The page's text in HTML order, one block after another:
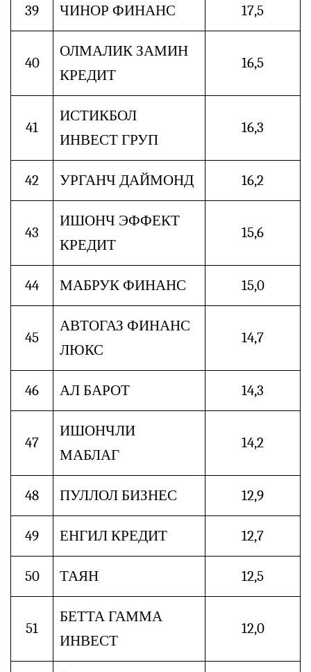
39 ЧИНОР ФИНАНС 17,5
40
ОЛМАЛИК ЗАМИН
КРЕДИТ
16,5
41
ИСТИКБОЛ
ИНВЕСТ ГРУП
16,3
42 УРГАНЧ ДАЙМОНД 16,2
43
ИШОНЧ ЭФФЕКТ
КРЕДИТ
15,6
44 МАБРУК ФИНАНС 15,0
45
АВТОГАЗ ФИНАНС
ЛЮКС
14,7
46 АЛ БАРОТ 14,3
47
ИШОНЧЛИ
МАБЛАГ
14,2
48 ПУЛЛОЛ БИЗНЕС 12,9
49 ЕНГИЛ КРЕДИТ 12,7
50 ТАЯН 12,5
51
БЕТТА ГАММА
ИНВЕСТ
12,0